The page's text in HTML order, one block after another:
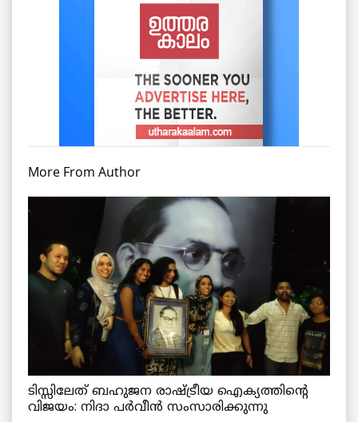
More From Author
ടിസ്സിലേത് ബഹുജന രാഷ്ട്രീയ ഐക്യത്തിന്റെ
വിജയം: നിദാ പർവീൻ സംസാരിക്കുന്നു